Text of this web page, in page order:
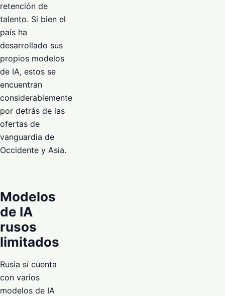
retención de
talento. Si bien el
país ha
desarrollado sus
propios modelos
de IA, estos se
encuentran
considerablemente
por detrás de las
ofertas de
vanguardia de
Occidente y Asia.
Modelos
de IA
rusos
limitados
Rusia sí cuenta
con varios
modelos de IA